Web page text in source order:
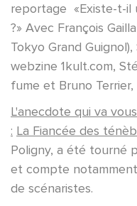
reportage «Existe-t-il
?» Avec François
Tokyo Grand
webzine 1kult.com,
fume et Bruno
L'anecdote qui va
: La Fiancée des
Poligny, a été tourné
et compte
de scénaristes.